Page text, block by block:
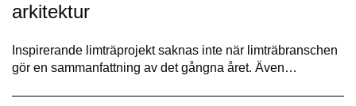
arkitektur
Inspirerande limträprojekt saknas inte när limträbranschen
gör en sammanfattning av det gångna året. Även…